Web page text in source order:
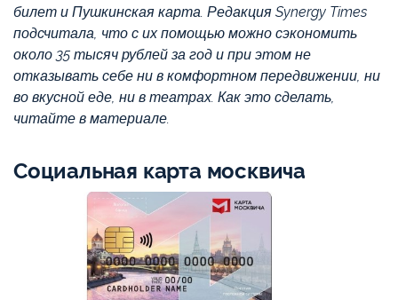
билет и Пушкинская карта. Редакция Synergy Times
подсчитала, что с их помощью можно сэкономить
около 35 тысяч рублей за год и при этом не
отказывать себе ни в комфортном передвижении, ни
во вкусной еде, ни в театрах. Как это сделать,
читайте в материале.
Социальная карта москвича